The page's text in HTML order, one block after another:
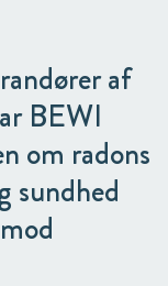
af
BEWI
om radons
sundhed